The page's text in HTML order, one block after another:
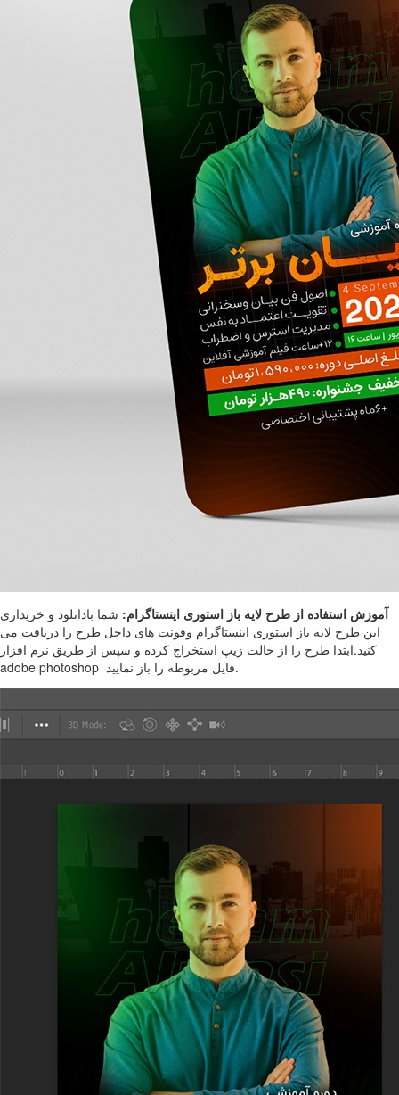
آموزش استفاده از طرح لایه باز استوری اینستاگرام: شما بادانلود و خریداری
این طرح لایه باز استوری اینستاگرام وفونت های داخل طرح را دریافت می
کنید.ابتدا طرح را از حالت زیپ استخراج کرده و سپس از طریق نرم افزار
adobe photoshop فایل مربوطه را باز نمایید.